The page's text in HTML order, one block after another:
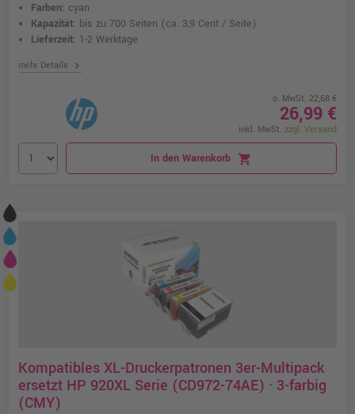
Farben: cyan
Kapazität: bis zu 700 Seiten (ca. 3,9 Cent / Seite)
Lieferzeit: 1-2 Werktage
mehr Details chevron_right
o. MwSt. 22,68 €
26,99 €
inkl. MwSt. zzgl. Versand
In den Warenkorb shopping_cart
Kompatibles XL-Druckerpatronen 3er-Multipack
ersetzt HP 920XL Serie (CD972-74AE) · 3-farbig
(CMY)